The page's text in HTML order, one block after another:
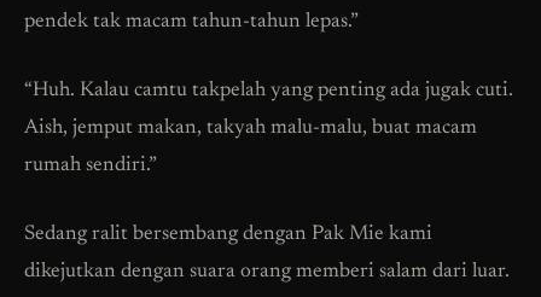
pendek tak macam tahun-tahun lepas.”
“Huh. Kalau camtu takpelah yang penting ada jugak cuti.
Aish, jemput makan, takyah malu-malu, buat macam
rumah sendiri.”
Sedang ralit bersembang dengan Pak Mie kami
dikejutkan dengan suara orang memberi salam dari luar.